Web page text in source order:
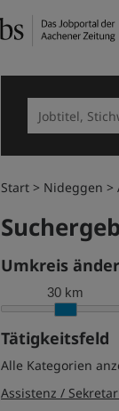
Start Nideggen
Umkreis
30 km
Tätigkeitsfeld
Alle Kategorien
Assistenz /